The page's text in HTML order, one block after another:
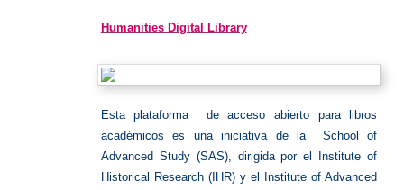
Humanities Digital Library
Esta plataforma de acceso abierto para libros
académicos es una iniciativa de la School of
Advanced Study (SAS), dirigida por el Institute of
Historical Research (IHR) y el Institute of Advanced